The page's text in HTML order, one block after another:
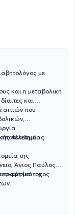
με
και η μεταβολική
και
αιτιών που
Ακαδημίας
της
Άγιος Παύλος),
το φάσμα της
(κάτοχος